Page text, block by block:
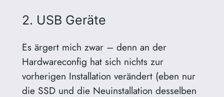
2. USB Geräte
Es ärgert mich zwar – denn an der
Hardwareconfig hat sich nichts zur
vorherigen Installation verändert (eben nur
die SSD und die Neuinstallation desselben